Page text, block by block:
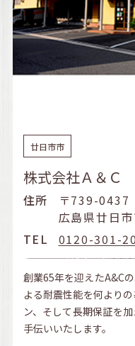
廿日市市
株式会社Ａ＆Ｃ
住所
〒739-0437
広島県廿日
TEL
0120-301-
創業65年を迎えたA&C
よる耐震性能を何より
ン、そして長期保証を
手伝いいたします。